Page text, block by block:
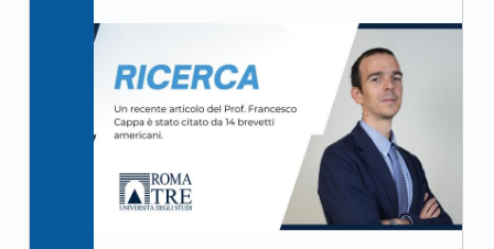
Link identifier archive #link-archive-thumb-soap-14235